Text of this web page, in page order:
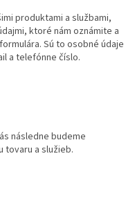
produktami a službami,
ktoré nám oznámite a
Sú to osobné údaje
a telefónne číslo.
následne budeme
tovaru a služieb.